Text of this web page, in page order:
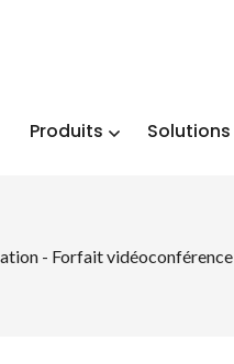
Produits Solutions
- Forfait vidéoconférence